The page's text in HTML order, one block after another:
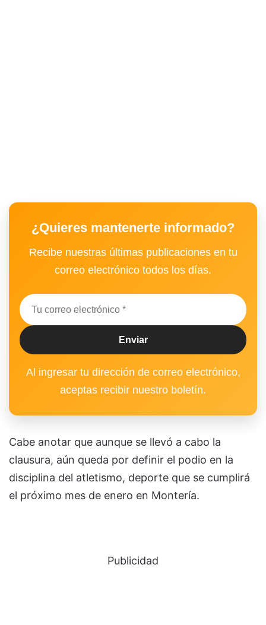
¿Quieres mantenerte informado?
Recibe nuestras últimas publicaciones en tu
correo electrónico todos los días.
Al ingresar tu dirección de correo electrónico,
aceptas recibir nuestro boletín.
Cabe anotar que aunque se llevó a cabo la
clausura, aún queda por definir el podio en la
disciplina del atletismo, deporte que se cumplirá
el próximo mes de enero en Montería.
Publicidad